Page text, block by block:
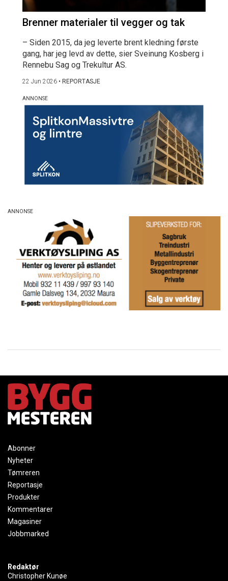
Brenner materialer til vegger og tak
– Siden 2015, da jeg leverte brent kledning første
gang, har jeg levd av dette, sier Sveinung Kosberg i
Rennebu Sag og Trekultur AS.
22 Jun 2026 • REPORTASJE
Abonner
Nyheter
Tømreren
Reportasje
Produkter
Kommentarer
Magasiner
Jobbmarked
Redaktør
Christopher Kunøe